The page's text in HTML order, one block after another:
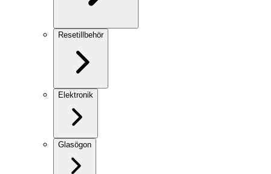
Resetillbehör
Elektronik
Glasögon